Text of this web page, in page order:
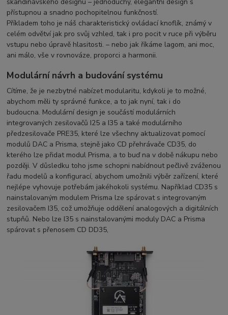
skandinávského designu – jednoduchý, elegantní design s
přístupnou a snadno pochopitelnou funkčností.
Příkladem toho je náš charakteristický ovládací knoflík, známý v
celém odvětví jak pro svůj vzhled, tak i pro pocit v ruce při výběru
vstupu nebo úpravě hlasitosti. – nebo jak říkáme lagom, ani moc,
ani málo, vše v rovnováze, proporci a harmonii.
Modulární návrh a budování systému
Cítíme, že je nezbytné nabízet modularitu, kdykoli je to možné,
abychom měli ty správné funkce, a to jak nyní, tak i do
budoucna. Modulární design je součástí modulárních
integrovaných zesilovačů I25 a I35 a také modulárního
předzesilovače PRE35, které lze všechny aktualizovat pomocí
modulů DAC a Prisma, stejně jako CD přehrávače CD35, do
kterého lze přidat modul Prisma, a to buď na v době nákupu nebo
později. V důsledku toho jsme schopni nabídnout pečlivě zváženou
řadu modelů a konfigurací, abychom umožnili výběr zařízení, které
nejlépe vyhovuje potřebám jakéhokoli systému. Například CD35 s
nainstalovaným modulem Prisma lze spárovat s integrovaným
zesilovačem I35, což umožňuje oddělení analogových a digitálních
stupňů. Nebo lze I35 s nainstalovanými moduly DAC a Prisma
spárovat s přenosem CD DD35,